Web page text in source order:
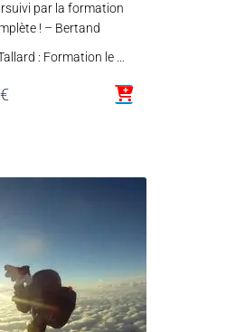
par la formation
! – Bertand
: Formation le …
€